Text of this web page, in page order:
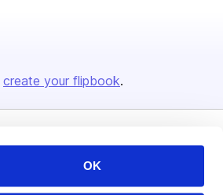
OK
create your flipbook.